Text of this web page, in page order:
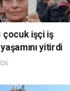
çocuk işçi iş
yitirdi